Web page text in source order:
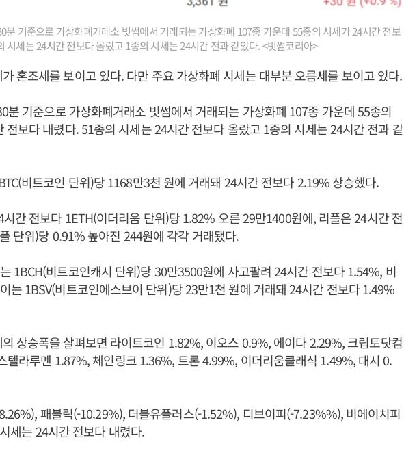
기준으로 가상화폐거래소 빗썸에서 거래되는 가상화폐 107종 가운데 55종의 시세가 24시간 전보
시세는 24시간 전보다 올랐고 1종의 시세는 24시간 전과 같았다. <빗썸코리아>
혼조세를 보이고 있다. 다만 주요 가상화폐 시세는 대부분 오름세를 보이고 있다.
분 기준으로 가상화폐거래소 빗썸에서 거래되는 가상화폐 107종 가운데 55종의
전보다 내렸다. 51종의 시세는 24시간 전보다 올랐고 1종의 시세는 24시간 전과 같
비트코인 단위)당 1168만3천 원에 거래돼 24시간 전보다 2.19% 상승했다.
간 전보다 1ETH(이더리움 단위)당 1.82% 오른 29만1400원에, 리플은 24시간 전
단위)당 0.91% 높아진 244원에 각각 거래됐다.
1BCH(비트코인캐시 단위)당 30만3500원에 사고팔려 24시간 전보다 1.54%, 비
는 1BSV(비트코인에스브이 단위)당 23만1천 원에 거래돼 24시간 전보다 1.49%
상승폭을 살펴보면 라이트코인 1.82%, 이오스 0.9%, 에이다 2.29%, 크립토닷컴
텔라루멘 1.87%, 체인링크 1.36%, 트론 4.99%, 이더리움클래식 1.49%, 대시 0.
패블릭(-10.29%), 더블유플러스(-1.52%), 디브이피(-7.23%%), 비에이치피
세는 24시간 전보다 내렸다.